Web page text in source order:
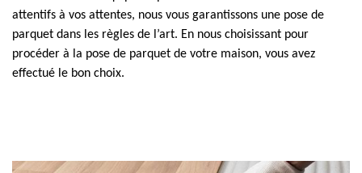
attentifs à vos attentes, nous vous garantissons une pose de
parquet dans les règles de l’art. En nous choisissant pour
procéder à la pose de parquet de votre maison, vous avez
effectué le bon choix.